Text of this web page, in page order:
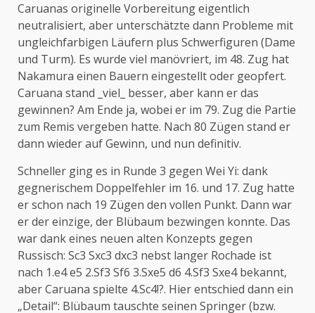
Caruanas originelle Vorbereitung eigentlich
neutralisiert, aber unterschätzte dann Probleme mit
ungleichfarbigen Läufern plus Schwerfiguren (Dame
und Turm). Es wurde viel manövriert, im 48. Zug hat
Nakamura einen Bauern eingestellt oder geopfert.
Caruana stand _viel_ besser, aber kann er das
gewinnen? Am Ende ja, wobei er im 79. Zug die Partie
zum Remis vergeben hatte. Nach 80 Zügen stand er
dann wieder auf Gewinn, und nun definitiv.
Schneller ging es in Runde 3 gegen Wei Yi: dank
gegnerischem Doppelfehler im 16. und 17. Zug hatte
er schon nach 19 Zügen den vollen Punkt. Dann war
er der einzige, der Blübaum bezwingen konnte. Das
war dank eines neuen alten Konzepts gegen
Russisch: Sc3 Sxc3 dxc3 nebst langer Rochade ist
nach 1.e4 e5 2.Sf3 Sf6 3.Sxe5 d6 4.Sf3 Sxe4 bekannt,
aber Caruana spielte 4.Sc4!?. Hier entschied dann ein
„Detail“: Blübaum tauschte seinen Springer (bzw.